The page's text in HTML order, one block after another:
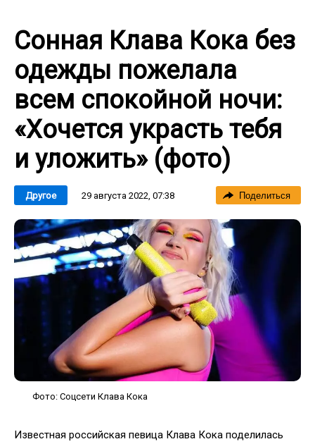
Сонная Клава Кока без
одежды пожелала
всем спокойной ночи:
«Хочется украсть тебя
и уложить» (фото)
Другое 29 августа 2022, 07:38 Поделиться
Фото: Соцсети Клава Кока
Известная российская певица Клава Кока поделилась